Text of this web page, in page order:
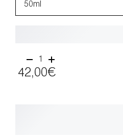
50ml
1
42,00€